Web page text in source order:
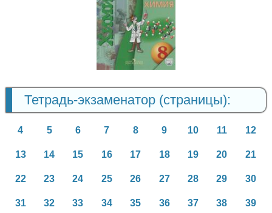
Химия
8 класс
Тетрадь-экзаменатор (страницы):
4 5 6 7 8 9 10 11 12
13 14 15 16 17 18 19 20 21
22 23 24 25 26 27 28 29 30
31 32 33 34 35 36 37 38 39